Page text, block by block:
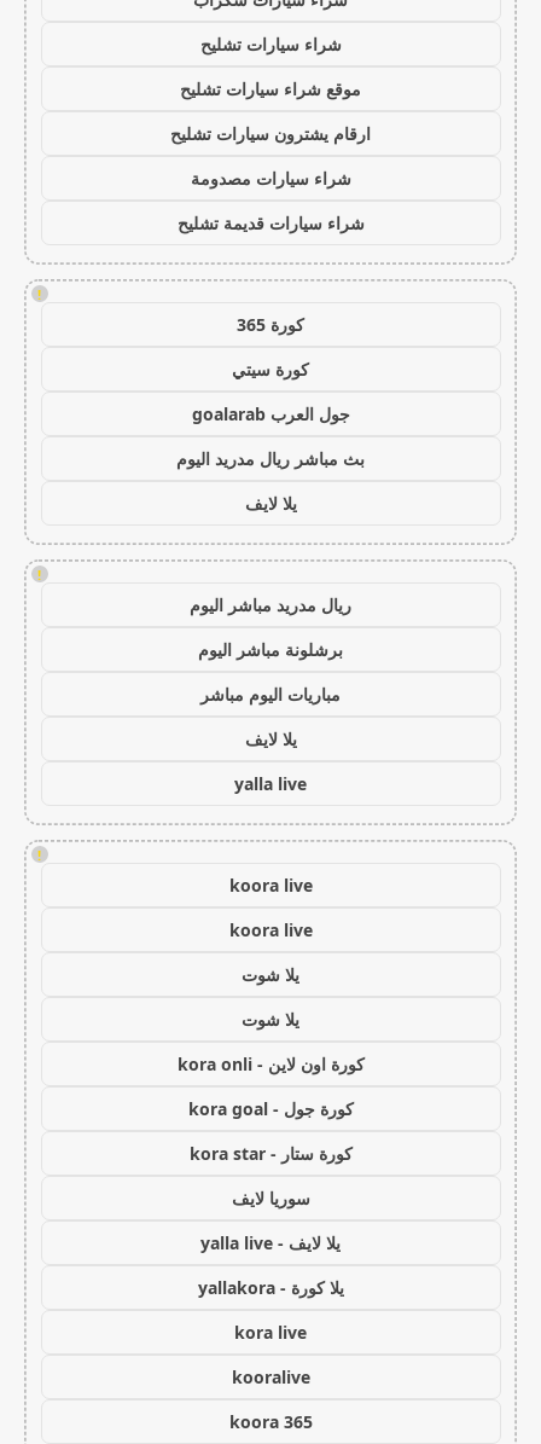
شراء سيارات تشليح
موقع شراء سيارات تشليح
ارقام يشترون سيارات تشليح
شراء سيارات مصدومة
شراء سيارات قديمة تشليح
!
كورة 365
كورة سيتي
جول العرب goalarab
بث مباشر ريال مدريد اليوم
يلا لايف
!
ريال مدريد مباشر اليوم
برشلونة مباشر اليوم
مباريات اليوم مباشر
يلا لايف
yalla live
!
koora live
koora live
يلا شوت
يلا شوت
كورة اون لاين - kora onli
كورة جول - kora goal
كورة ستار - kora star
سوريا لايف
يلا لايف - yalla live
يلا كورة - yallakora
kora live
kooralive
koora 365